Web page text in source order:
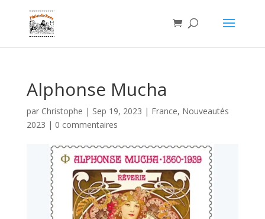
Alphonse Mucha
par Christophe | Sep 19, 2023 | France, Nouveautés
2023 | 0 commentaires